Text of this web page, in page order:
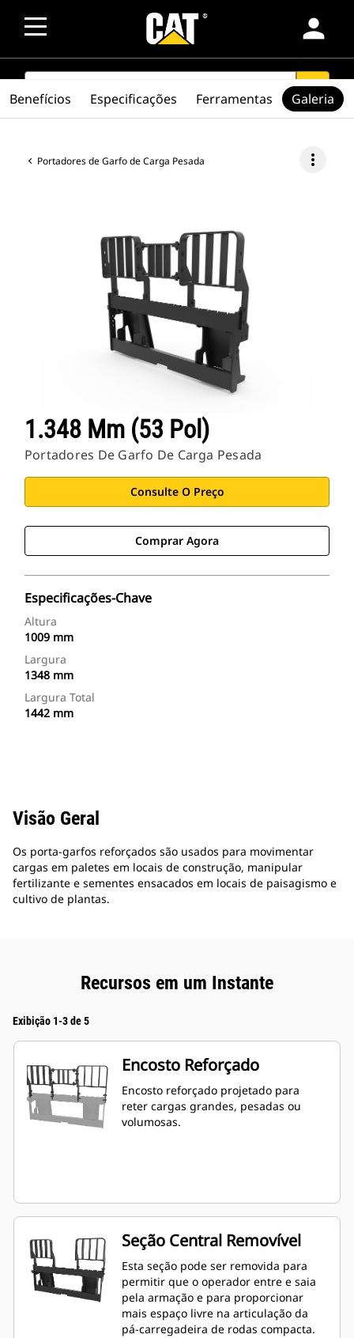
person
SEARCH search
Portadores de Garfo de Carga Pesada more_vert
1.348 Mm (53 Pol)
Portadores De Garfo De Carga Pesada
Consulte O Preço
Comprar Agora
Especificações-Chave
Altura
1009 mm
Largura
1348 mm
Largura Total
1442 mm
Benefícios Especificações Ferramentas Galeria
Visão Geral
Os porta-garfos reforçados são usados para movimentar
cargas em paletes em locais de construção, manipular
fertilizante e sementes ensacados em locais de paisagismo e
cultivo de plantas.
Recursos em um Instante
Exibição 1-3 de 5
Encosto Reforçado
Encosto reforçado projetado para
reter cargas grandes, pesadas ou
volumosas.
Seção Central Removível
Esta seção pode ser removida para
permitir que o operador entre e saia
pela armação e para proporcionar
mais espaço livre na articulação da
pá-carregadeira de rodas compacta.